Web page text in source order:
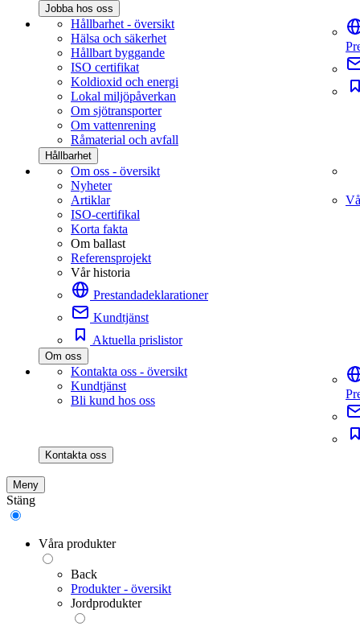
Jobba hos oss
Hållbarhet - översikt
Hälsa och säkerhet
Hållbart byggande
ISO certifikat
Koldioxid och energi
Lokal miljöpåverkan
Om sjötransporter
Om vattenrening
Råmaterial och avfall
Hållbarhet
Om oss - översikt
Nyheter
Artiklar
ISO-certifikal
Korta fakta
Om ballast
Referensprojekt
Vår historia
Prestandadeklarationer
Kundtjänst
Aktuella prislistor
Om oss
Kontakta oss - översikt
Kundtjänst
Bli kund hos oss
Kontakta oss
Meny
Stäng
Våra produkter
Back
Produkter - översikt
Jordprodukter